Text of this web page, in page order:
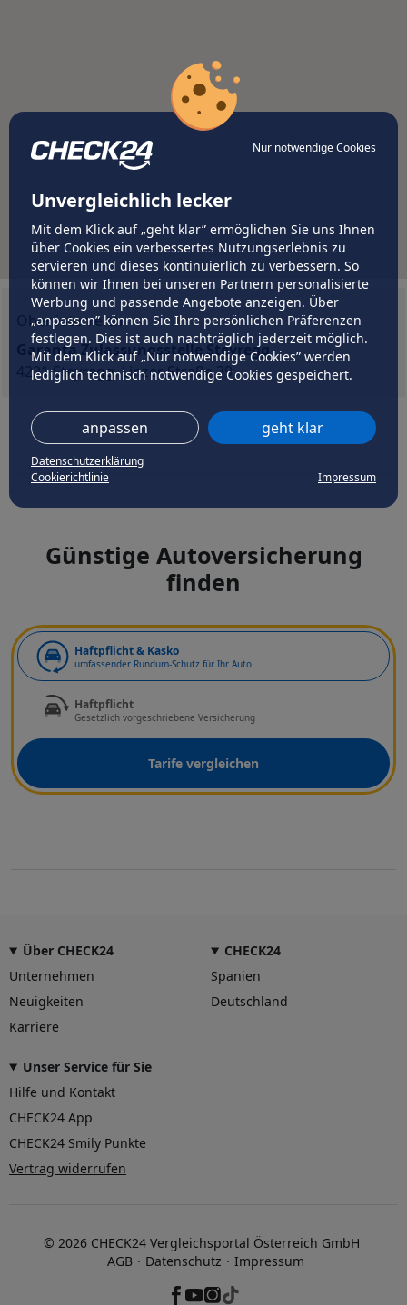
Nur notwendige Cookies
Unvergleichlich lecker
Mit dem Klick auf „geht klar” ermöglichen Sie uns Ihnen
über Cookies ein verbessertes Nutzungserlebnis zu
servieren und dieses kontinuierlich zu verbessern. So
können wir Ihnen bei unseren Partnern personalisierte
Werbung und passende Angebote anzeigen. Über
„anpassen” können Sie Ihre persönlichen Präferenzen
festlegen. Dies ist auch nachträglich jederzeit möglich.
Mit dem Klick auf „Nur notwendige Cookies” werden
lediglich technisch notwendige Cookies gespeichert.
anpassen geht klar
Datenschutzerklärung
Cookierichtlinie
Impressum
Oberösterreich
Garanta Zulassungsstelle Steyregg
4221 Steyregg, Linzer Straße 39
Günstige Autoversicherung
finden
Haftpflicht & Kasko
umfassender Rundum-Schutz für Ihr Auto
Haftpflicht
Gesetzlich vorgeschriebene Versicherung
Tarife vergleichen
Über CHECK24
Unternehmen
Neuigkeiten
Karriere
CHECK24
Spanien
Deutschland
Unser Service für Sie
Hilfe und Kontakt
CHECK24 App
CHECK24 Smily Punkte
Vertrag widerrufen
© 2026 CHECK24 Vergleichsportal Österreich GmbH
AGB
Datenschutz Impressum